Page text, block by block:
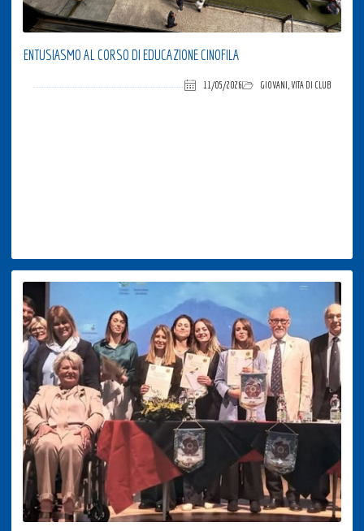
ENTUSIASMO AL CORSO DI EDUCAZIONE CINOFILA
11/05/2026 GIOVANI ,VITA DI CLUB